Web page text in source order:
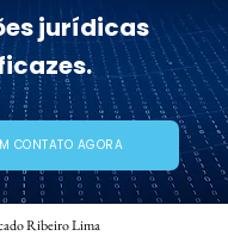
jurídicas
CONTATO AGORA
Ribeiro Lima